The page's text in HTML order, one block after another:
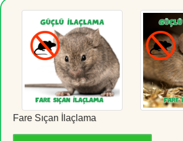
Fare Sıçan İlaçlama